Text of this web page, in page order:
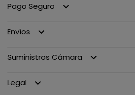
Pago Seguro keyboard_arrow_down
Envíos keyboard_arrow_down
Suministros Cámara keyboard_arrow_down
Legal keyboard_arrow_down